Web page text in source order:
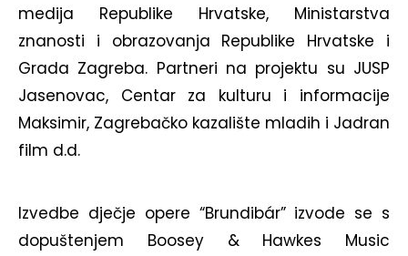
medija Republike Hrvatske, Ministarstva
znanosti i obrazovanja Republike Hrvatske i
Grada Zagreba. Partneri na projektu su JUSP
Jasenovac, Centar za kulturu i informacije
Maksimir, Zagrebačko kazalište mladih i Jadran
film d.d.
Izvedbe dječje opere “Brundibár” izvode se s
dopuštenjem Boosey & Hawkes Music